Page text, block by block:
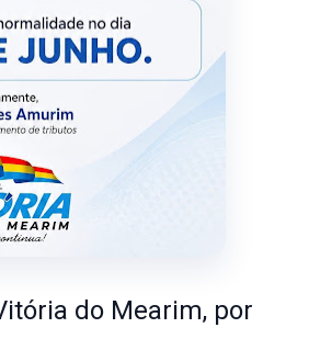
do Mearim, por